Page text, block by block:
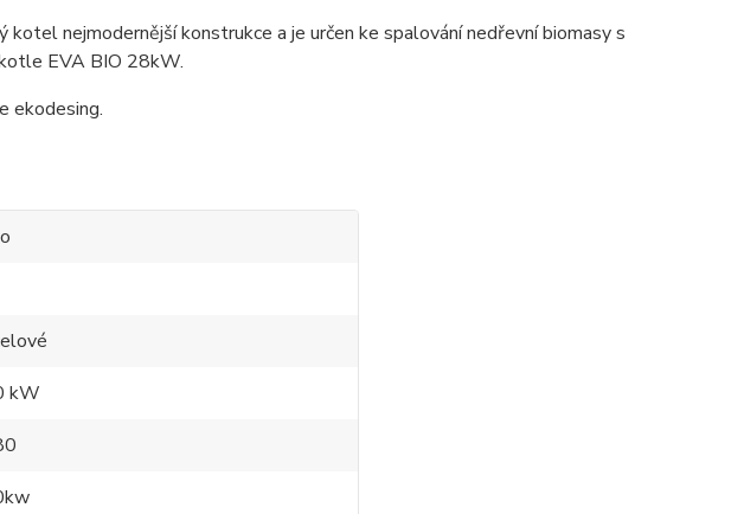
nejmodernější konstrukce a je určen ke spalování nedřevní biomasy s
EVA BIO 28kW.
ekodesing.
kW